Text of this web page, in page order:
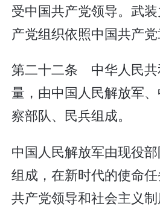
受中国共产党领导。武
产党组织依照中国共产党
第二十二条 中华人民共
量，由中国人民解放军
察部队、民兵组成。
中国人民解放军由现役
组成，在新时代的使命
共产党领导和社会主义